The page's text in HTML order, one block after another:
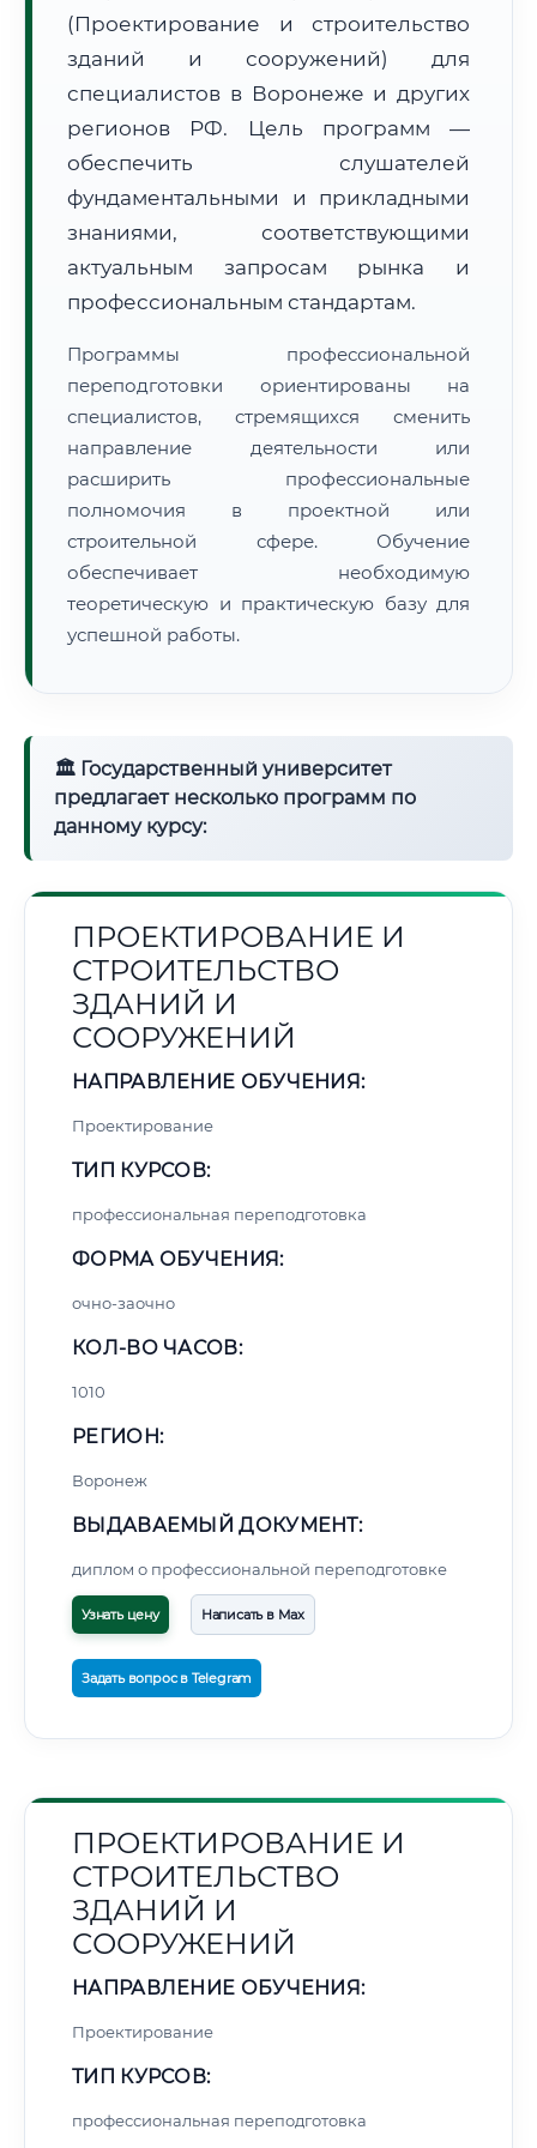
Расчет логистики оригиналов:
• Маршрут транзита:
• Экспресс-доставка СДЭК / Почтой:4–6 рабочих дней
📜 Документы и аккредитация ФИС ФРДО
(Проектирование и строительство
зданий и сооружений) для
специалистов в Воронеже и других
регионов РФ. Цель программ —
обеспечить слушателей
фундаментальными и прикладными
знаниями, соответствующими
актуальным запросам рынка и
профессиональным стандартам.
Программы профессиональной
переподготовки ориентированы на
специалистов, стремящихся сменить
направление деятельности или
расширить профессиональные
полномочия в проектной или
строительной сфере. Обучение
обеспечивает необходимую
теоретическую и практическую базу для
успешной работы.
🏛 Государственный университет
предлагает несколько программ по
данному курсу:
ПРОЕКТИРОВАНИЕ И
СТРОИТЕЛЬСТВО
ЗДАНИЙ И
СООРУЖЕНИЙ
НАПРАВЛЕНИЕ ОБУЧЕНИЯ:
Проектирование
ТИП КУРСОВ:
профессиональная переподготовка
ФОРМА ОБУЧЕНИЯ:
очно-заочно
КОЛ-ВО ЧАСОВ:
1010
РЕГИОН:
Воронеж
ВЫДАВАЕМЫЙ ДОКУМЕНТ:
диплом о профессиональной переподготовке
Узнать цену Написать в Max
Задать вопрос в Telegram
ПРОЕКТИРОВАНИЕ И
СТРОИТЕЛЬСТВО
ЗДАНИЙ И
СООРУЖЕНИЙ
НАПРАВЛЕНИЕ ОБУЧЕНИЯ:
Проектирование
ТИП КУРСОВ:
профессиональная переподготовка